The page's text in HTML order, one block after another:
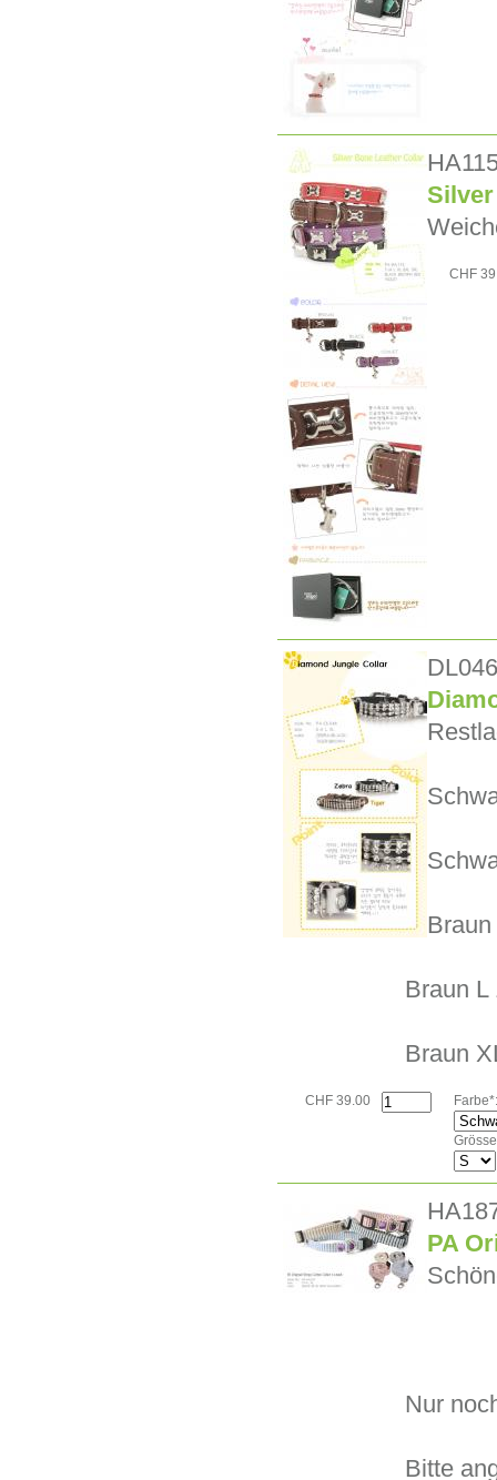
CHF
DL046
Braun L
Braun
CHF 39.00 Farbe*:
PA
Nur
Bitte